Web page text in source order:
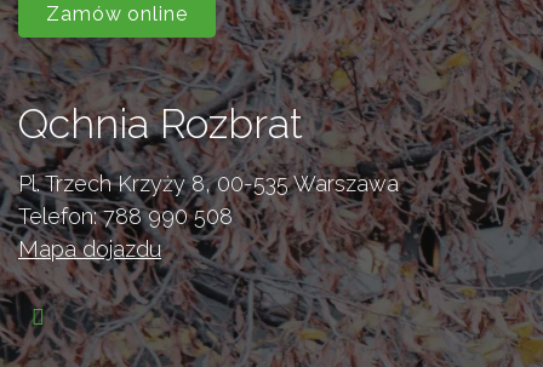
Zamów online
Qchnia Rozbrat
Pl. Trzech Krzyży 8, 00-535 Warszawa
Telefon:788 990 508
Mapa dojazdu